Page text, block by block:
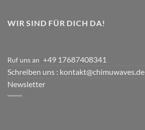
WIR SIND FÜR DICH DA!
Ruf uns an :+49 17687408341
Schreiben uns : kontakt@chimuwaves.de
Newsletter